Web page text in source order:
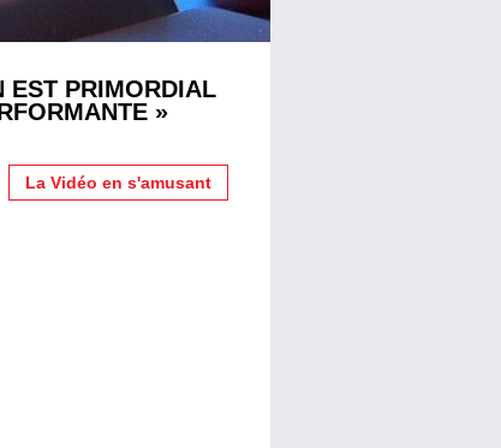
EST PRIMORDIAL
»
La Vidéo en s'amusant